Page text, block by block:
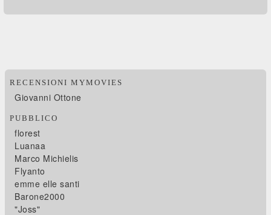
RECENSIONI MYMOVIES
Giovanni Ottone
PUBBLICO
florest
Luanaa
Marco Michielis
Flyanto
emme elle santi
Barone2000
"Joss"